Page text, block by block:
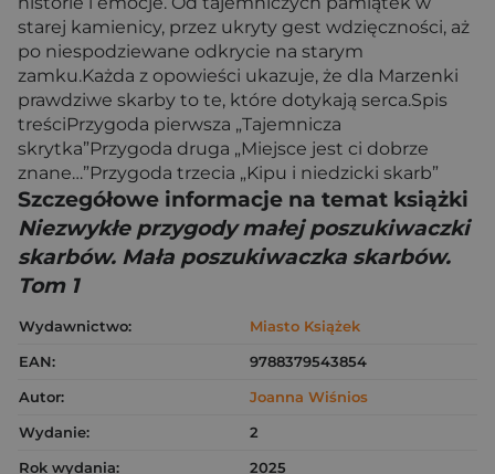
starej kamienicy, przez ukryty gest wdzięczności, aż
po niespodziewane odkrycie na starym
zamku.Każda z opowieści ukazuje, że dla Marzenki
prawdziwe skarby to te, które dotykają serca.Spis
treściPrzygoda pierwsza „Tajemnicza
skrytka”Przygoda druga „Miejsce jest ci dobrze
znane…”Przygoda trzecia „Kipu i niedzicki skarb”
Szczegółowe informacje na temat książki
Niezwykłe przygody małej poszukiwaczki
skarbów. Mała poszukiwaczka skarbów.
Tom 1
Wydawnictwo:
Miasto Książek
EAN:
9788379543854
Autor:
Joanna Wiśnios
Wydanie:
2
Rok wydania:
2025